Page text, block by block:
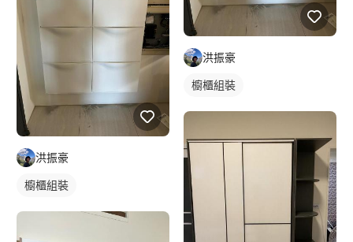
洪振豪
櫥櫃組裝
洪振豪
櫥櫃組裝